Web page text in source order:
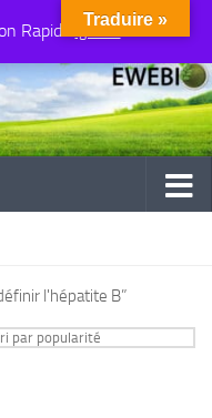
Rapide Ignorer
l'hépatite B”
Traduire »